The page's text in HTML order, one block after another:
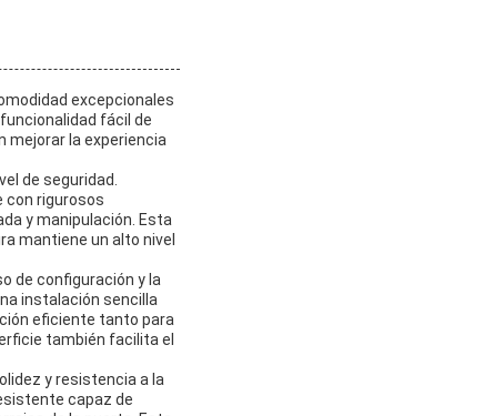
excepcionales
fácil de
mejorar la experiencia
de seguridad.
con rigurosos
y manipulación. Esta
mantiene un alto nivel
de configuración y la
instalación sencilla
eficiente tanto para
también facilita el
y resistencia a la
capaz de